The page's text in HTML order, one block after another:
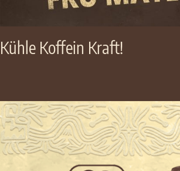
Kühle Koffein Kraft!